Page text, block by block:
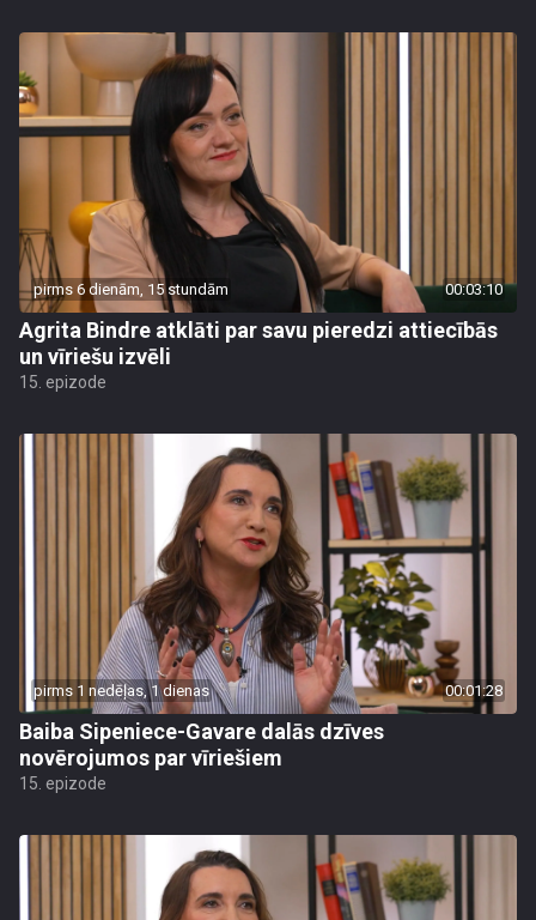
pirms 6 dienām, 15 stundām 00:03:10
Agrita Bindre atklāti par savu pieredzi attiecībās
un vīriešu izvēli
15. epizode
pirms 1 nedēļas, 1 dienas 00:01:28
Baiba Sipeniece-Gavare dalās dzīves
novērojumos par vīriešiem
15. epizode